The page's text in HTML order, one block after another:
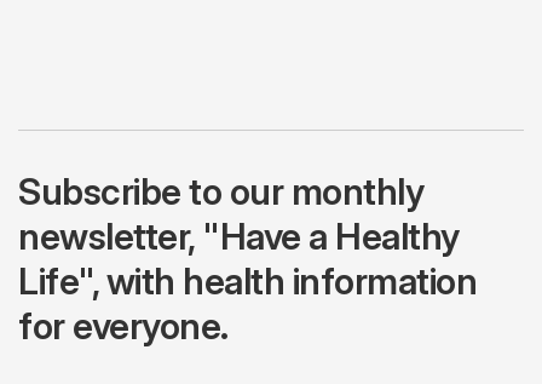
Subscribe to our monthly
newsletter, "Have a Healthy
Life", with health information
for everyone.